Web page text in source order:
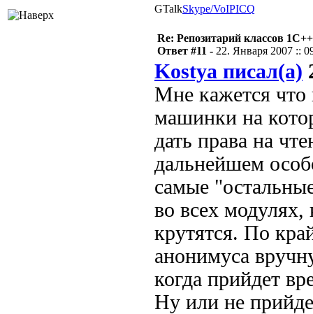
GTalkSkype/VoIPICQ
Re: Репозитарий классов
Ответ #11 - 22. Января 2007 ::
Kostya писал(а)
Мне кажется
машинки на
дать права на
дальнейшем
самые
во всех
крутятся. По
анонимуса
когда прийдет
Ну или не